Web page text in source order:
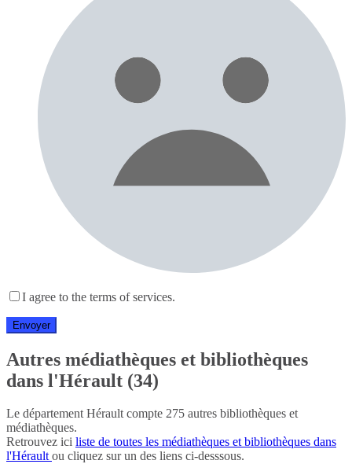
I agree to the terms of services.
Autres médiathèques et bibliothèques
dans l'Hérault (34)
Le département Hérault compte 275 autres bibliothèques et
médiathèques.
Retrouvez ici liste de toutes les médiathèques et bibliothèques dans
l'Héraultou cliquez sur un des liens ci-desssous.